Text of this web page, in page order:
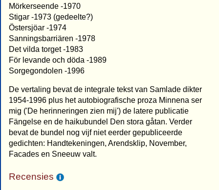
Mörkerseende -1970
Stigar -1973 (gedeelte?)
Östersjöar -1974
Sanningsbarriären -1978
Det vilda torget -1983
För levande och döda -1989
Sorgegondolen -1996
De vertaling bevat de integrale tekst van Samlade dikter
1954-1996 plus het autobiografische proza Minnena ser
mig ('De herinneringen zien mij') de latere publicatie
Fängelse en de haikubundel Den stora gåtan. Verder
bevat de bundel nog vijf niet eerder gepubliceerde
gedichten: Handtekeningen, Arendsklip, November,
Facades en Sneeuw valt.
Recensies